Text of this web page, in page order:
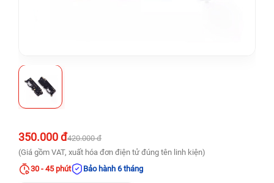
350.000 đ420.000 đ
(Giá gồm VAT, xuất hóa đơn điện tử đúng tên linh kiện)
30 - 45 phút
Bảo hành 6 tháng